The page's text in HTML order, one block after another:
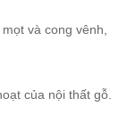
và cong vênh,
của nội thất gỗ.